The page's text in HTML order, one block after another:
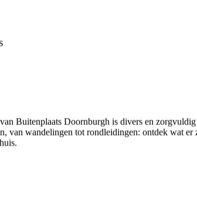
Buitenplaats Doornburgh is divers en zorgvuldig
van wandelingen tot rondleidingen: ontdek wat er